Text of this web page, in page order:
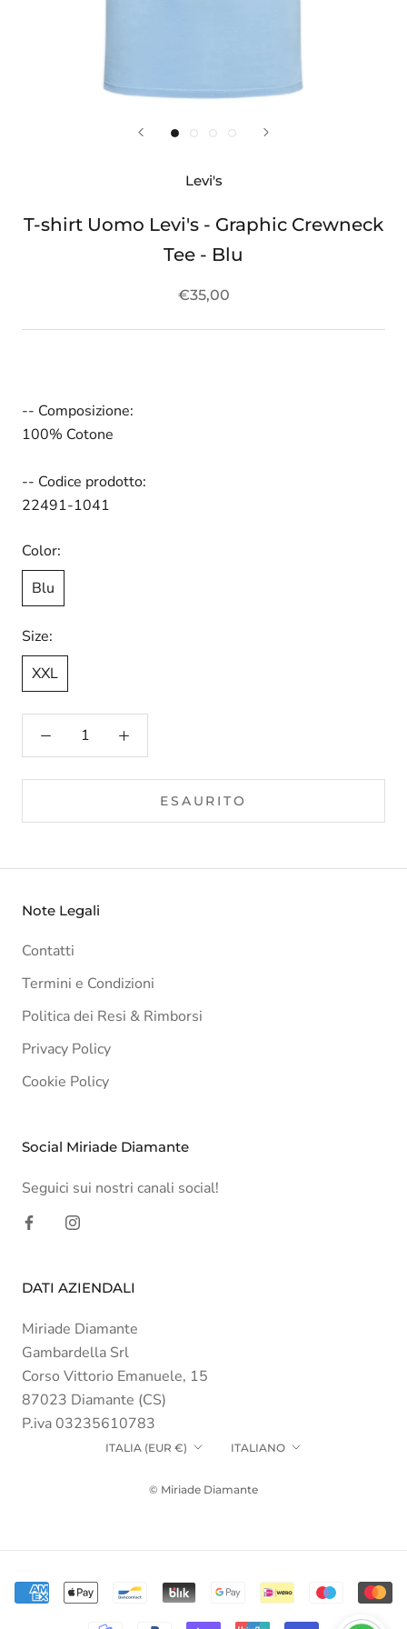
Levi's
T-shirt Uomo Levi's - Graphic Crewneck
Tee - Blu
€35,00
-- Composizione:
100% Cotone
-- Codice prodotto:
22491-1041
Color:
Blu
Size:
XXL
ESAURITO
Note Legali
Contatti
Termini e Condizioni
Politica dei Resi & Rimborsi
Privacy Policy
Cookie Policy
Social Miriade Diamante
Seguici sui nostri canali social!
DATI AZIENDALI
Miriade Diamante
Gambardella Srl
Corso Vittorio Emanuele, 15
87023 Diamante (CS)
P.iva 03235610783
Paese/Area
ITALIA (EUR €) Lingua
ITALIANO
© Miriade Diamante